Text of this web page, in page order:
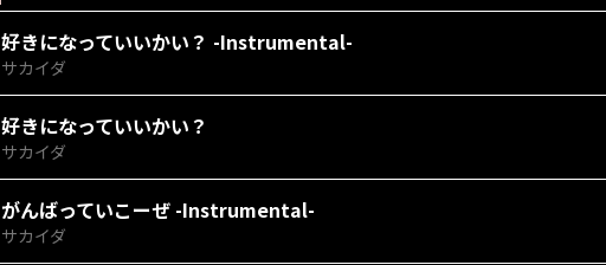
好きになっていいかい？ -Instrumental-
サカイダ
好きになっていいかい？
サカイダ
がんばっていこーぜ -Instrumental-
サカイダ